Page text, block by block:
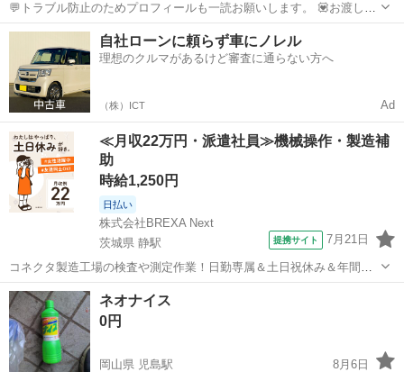
💬トラブル防止のためプロフィールも一読お願いします。 💟お渡しに
ついて💟 ・場所：基本的にはビッグ・エー さいたま別所町店 土曜
日、祝日: 七里(セブンイレブンさいたま大谷店)or 与野本町(与野本町コ
ミュニティセンター...
埼玉 さいたま市 上尾駅 洗濯用品
自社ローンに頼らず車にノレル
理想のクルマがあるけど審査に通らない方へ
（株）ICT Ad
≪月収22万円・派遣社員≫機械操作・製造補
助
時給1,250円
日払い
株式会社BREXA Next
茨城県 静駅
提携サイト 7月21日
コネクタ製造工場の検査や測定作業！日勤専属＆土日祝休み＆年間休
日128日★クリーンルーム内作業★マイカー通勤OK＆無料駐車場あり
★就業先食堂利用可！日払い制度あり！《茨城県常陸大宮市》 人気の
工場のお仕事 ◇コネクタ製造工...
茨城 常陸大宮市 静駅
ネオナイス
0円
岡山県 児島駅
8月6日